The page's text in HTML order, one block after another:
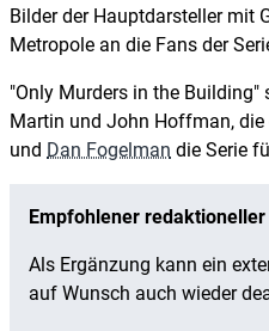
Bilder der Hauptdarsteller mit
Metropole an die Fans der
"Only Murders in the
Martin und John Hoffman,
und Dan Fogelman die Serie